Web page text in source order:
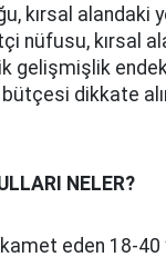
kırsal alandaki
nüfusu, kırsal
gelişmişlik
bütçesi dikkate
NELER?
eden 18-40